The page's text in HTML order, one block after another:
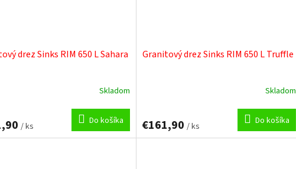
drez Sinks RIM 650 L Sahara
Skladom
/ ks Do košíka
Granitový drez Sinks RIM 650 L Truffle
Skladom
€161,90 / ks Do košíka